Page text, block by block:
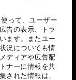
って、ユーザー
告の表示、トラ
ます。またユー
況についても情
ディアや広告配
ナーに情報を共
された情報は、